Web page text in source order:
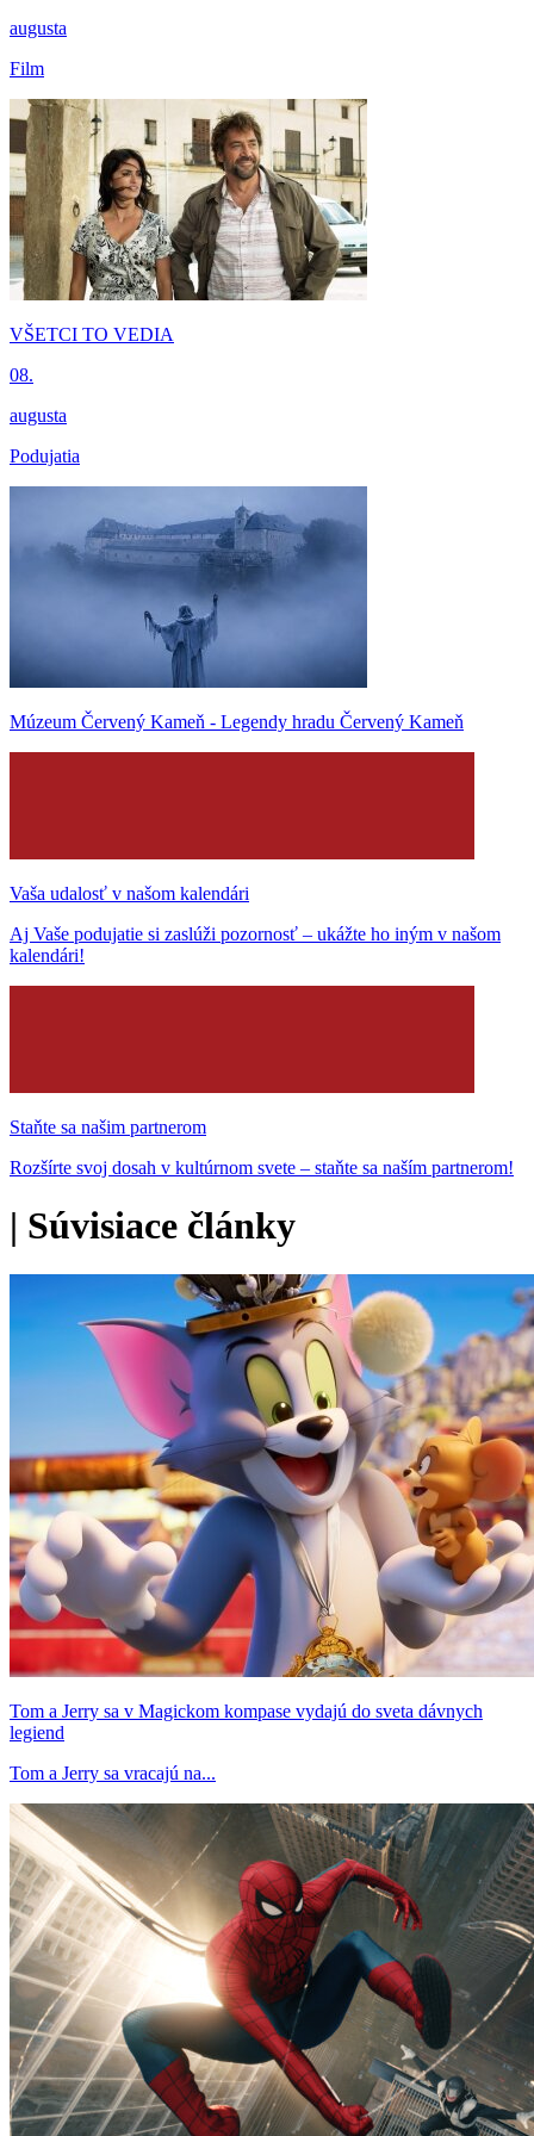
augusta
Film
VŠETCI TO VEDIA
08.
augusta
Podujatia
Múzeum Červený Kameň - Legendy hradu Červený Kameň
Vaša udalosť v našom kalendári
Aj Vaše podujatie si zaslúži pozornosť – ukážte ho iným v našom
kalendári!
Staňte sa našim partnerom
Rozšírte svoj dosah v kultúrnom svete – staňte sa naším partnerom!
| Súvisiace články
Tom a Jerry sa v Magickom kompase vydajú do sveta dávnych
legiend
Tom a Jerry sa vracajú na...